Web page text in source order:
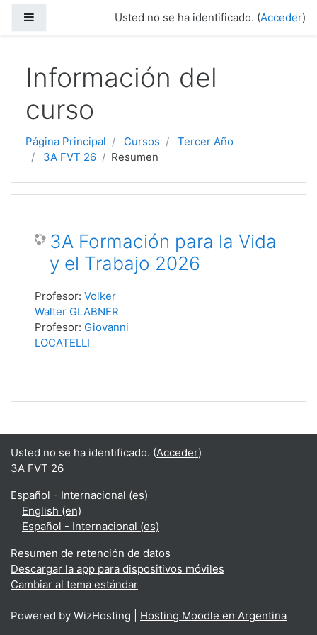
Usted no se ha identificado. (Acceder)
Información del
curso
Página Principal Cursos
Tercer Año
3A FVT 26
Resumen
3A Formación para la Vida
y el Trabajo 2026
Profesor: Volker
Walter GLABNER
Profesor: Giovanni
LOCATELLI
Usted no se ha identificado. (Acceder)
3A FVT 26
Español - Internacional ‎(es)‎
English ‎(en)‎
Español - Internacional ‎(es)‎
Resumen de retención de datos
Descargar la app para dispositivos móviles
Cambiar al tema estándar
Powered by WizHosting | Hosting Moodle en Argentina